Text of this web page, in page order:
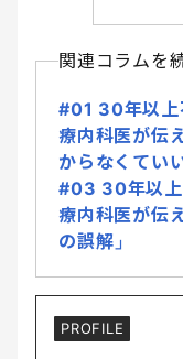
関連コラムを
#01 30年以上
療内科医が伝
からなくてい
#03 30年以上
療内科医が伝
の誤解」
PROFILE